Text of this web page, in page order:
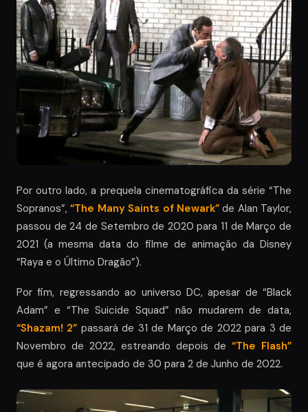
Por outro lado, a prequela cinematográfica da série “The
Sopranos”,“The Many Saints of Newark”de Alan Taylor,
passou de 24 de Setembro de 2020 para 11 de Março de
2021 (a mesma data do filme de animação da Disney
“Raya e o Último Dragão”).
Por fim, regressando ao universo DC, apesar de “Black
Adam” e “The Suicide Squad” não mudarem de data,
“Shazam! 2” passará de 31 de Março de 2022 para 3 de
Novembro de 2022, estreando depois de “The Flash”
que é agora antecipado de 30 para 2 de Junho de 2022.